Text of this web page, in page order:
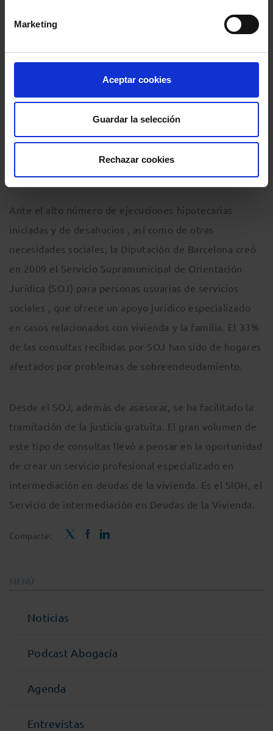
Marketing
Aceptar cookies
Guardar la selección
Rechazar cookies
se han entrevistado 17 familias; el Garraf, implantado
también en abril, el servicio da cobertura a 6
Ante el alto número de ejecuciones hipotecarias
iniciadas y de desahucios , así como de otras
necesidades sociales, la Diputación de Barcelona creó
en 2009 el Servicio Supramunicipal de Orientación
Jurídica (SOJ) para personas usuarias de servicios
sociales , que ofrece un apoyo jurídico especializado
en casos relacionados con vivienda y la familia. El 33%
de las consultas recibidas por SOJ han sido de hogares
afectados por problemas de sobreendeudamiento.
Desde el SOJ, además de asesorar, se ha facilitado la
tramitación de la justicia gratuita. El gran volumen de
este tipo de consultas llevó a pensar en la oportunidad
de crear un servicio profesional especializado en
intermediación en deudas de la vivienda. Es el SIDH, el
Servicio de intermediación en Deudas de la Vivienda.
Comparte:
MENÚ
Noticias
Podcast Abogacía
Agenda
Entrevistas